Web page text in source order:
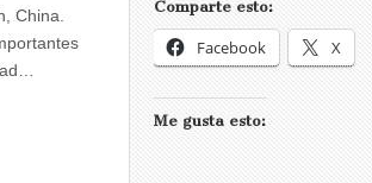
China.
Comparte esto:
Facebook X
Me gusta esto: